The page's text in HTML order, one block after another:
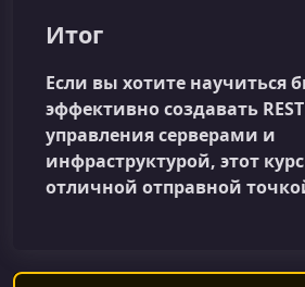
Итог
Если вы хотите научиться
эффективно создавать
управления серверами и
инфраструктурой, этот
отличной отправной